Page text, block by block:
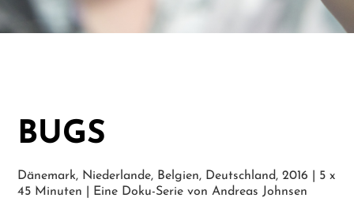
BUGS
Dänemark, Niederlande, Belgien, Deutschland, 2016 | 5 x
45 Minuten | Eine Doku-Serie von Andreas Johnsen